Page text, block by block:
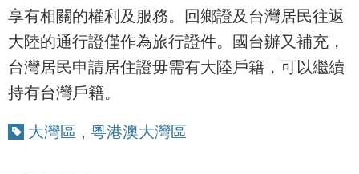
享有相關的權利及服務。回鄉證及台灣居民往返
大陸的通行證僅作為旅行證件。國台辦又補充，
台灣居民申請居住證毋需有大陸戶籍，可以繼續
持有台灣戶籍。
大灣區 , 粵港澳大灣區